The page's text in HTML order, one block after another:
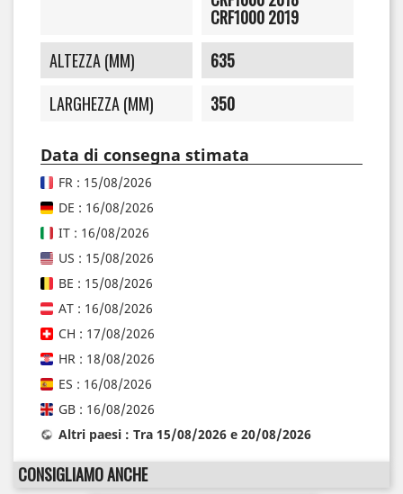
CRF1000 2019
ALTEZZA (MM)
635
LARGHEZZA (MM)
350
Data di consegna stimata
FR : 15/08/2026
DE : 16/08/2026
IT : 16/08/2026
US : 15/08/2026
BE : 15/08/2026
AT : 16/08/2026
CH : 17/08/2026
HR : 18/08/2026
ES : 16/08/2026
GB : 16/08/2026
Altri paesi : Tra 15/08/2026 e 20/08/2026
CONSIGLIAMO ANCHE